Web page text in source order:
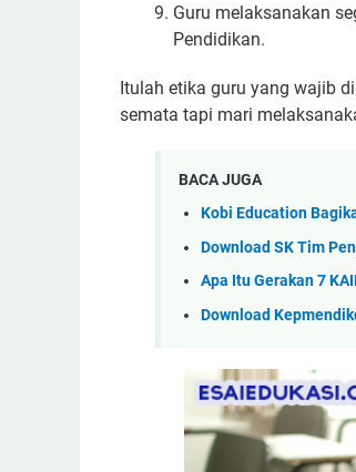
Guru melaksanakan
Pendidikan.
Itulah etika guru yang wajib
semata tapi mari
BACA JUGA
Kobi Education
Download SK Tim
Apa Itu Gerakan 7
Download